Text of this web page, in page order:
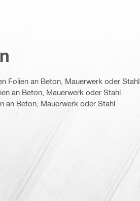
Folien an Beton, Mauerwerk oder Stahl
an Beton, Mauerwerk oder Stahl
an Beton, Mauerwerk oder Stahl